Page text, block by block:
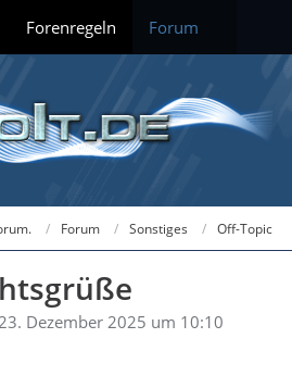
Forenregeln Forum
Forum Sonstiges Off-Topic
Dezember 2025 um 10:10